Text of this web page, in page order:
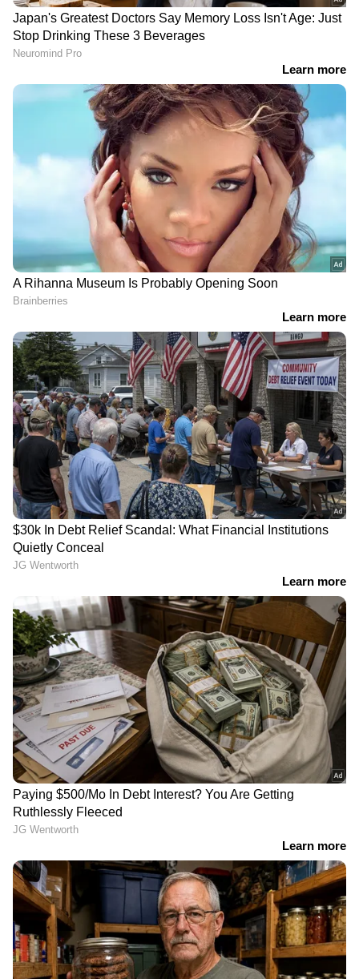
DOWNLOAD APP
ഇന്ത്യയിലെയും ലോകമെമ്പാടുമുള്ള എല്ലാ
Crime Newsഅറിയാൻ എപ്പോഴും
ഏഷ്യാനെറ്റ് ന്യൂസ് വാർത്തകൾ.Malayalam
Newsതത്സമയ അപ്‌ഡേറ്റുകളും
ആഴത്തിലുള്ള വിശകലനവും സമഗ്രമായ
റിപ്പോർട്ടിംഗും — എല്ലാം ഒരൊറ്റ സ്ഥലത്ത്.
ഏത് സമയത്തും, എവിടെയും
വിശ്വസനീയമായ വാർത്തകൾ ലഭിക്കാൻ
Asianet News Malayalam
റീൽസ് കാണാനും
ചിത്രീകരിക്കാനും
കൂടുതൽ സമയം
ചെലവഴിക്കുന്നു; ഭാര്യയെ
കൊലപ്പെടുത്തി
പൊതിഞ്ഞുവെച്ചു,
ഒളിവിലായിരുന്ന ഭർത്താവ്
പിടിയിൽ
ഒരുവീട്ടിൽ രണ്ടുമുറികളിൽ
താമസം, മുംബൈ
യാത്രയിലെ
കൊന്ന് മുങ്ങിയ 62-
കാരനായ ടെക്കി പിടിയിൽ
പത്തനംതിട്ടയിൽ പത്താം
വിവാഹമോചന കേസ്